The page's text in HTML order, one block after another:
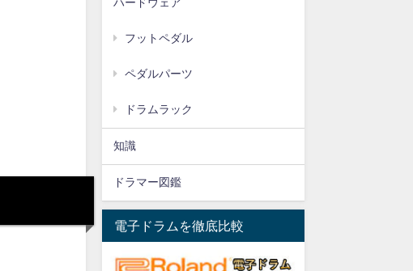
ハードウェア
フットペダル
ペダルパーツ
ドラムラック
知識
ドラマー図鑑
電子ドラムを徹底比較